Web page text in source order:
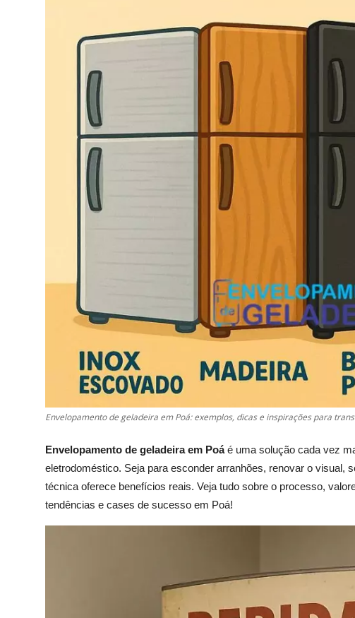
Envelopamento de geladeira em Poá: exemplos, dicas e inspirações para
Envelopamento de geladeira em Poáé uma solução cada vez
eletrodoméstico. Seja para esconder arranhões, renovar o visual,
técnica oferece benefícios reais. Veja tudo sobre o processo,
tendências e cases de sucesso em Poá!